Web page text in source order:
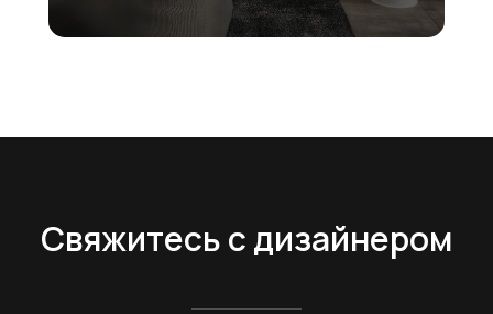
Свяжитесь с дизайнером